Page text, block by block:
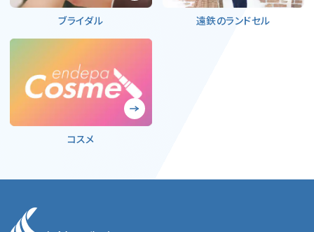
ブライダル 遠鉄のランドセル
コスメ